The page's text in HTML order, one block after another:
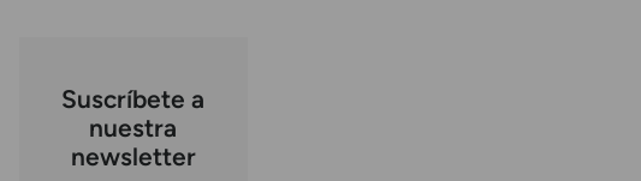
Suscríbete a
nuestra
newsletter